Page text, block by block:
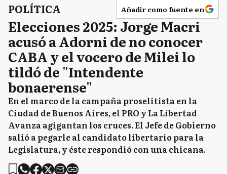
POLÍTICA Añadir como fuente en
Elecciones 2025: Jorge Macri
acusó a Adorni de no conocer
CABA y el vocero de Milei lo
tildó de "Intendente
bonaerense"
En el marco de la campaña proselitista en la
Ciudad de Buenos Aires, el PRO y La Libertad
Avanza agigantan los cruces. El Jefe de Gobierno
salió a pegarle al candidato libertario para la
Legislatura, y éste respondió con una chicana.